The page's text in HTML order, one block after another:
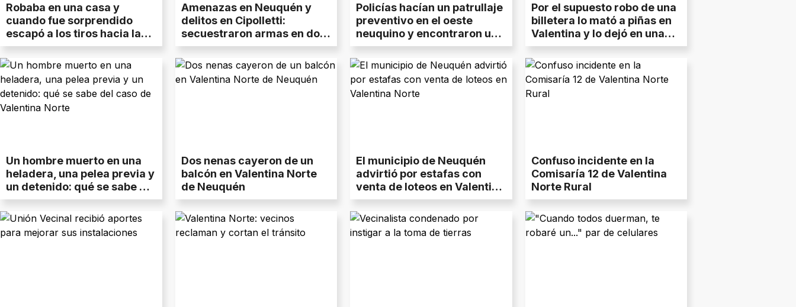
Robaba en una casa y
cuando fue sorprendido
escapó a los tiros hacia las
chacras de Valentina Norte
Amenazas en Neuquén y
delitos en Cipolletti:
secuestraron armas en dos
allanamientos
Policías hacían un patrullaje
preventivo en el oeste
neuquino y encontraron una
moto de alta cilindrada
tirada en la calle
Por el supuesto robo de una
billetera lo mató a piñas en
Valentina y lo dejó en una
heladera: le dieron prisión
domiciliaria
Un hombre muerto en una
heladera, una pelea previa y
un detenido: qué se sabe del
caso de Valentina Norte
Dos nenas cayeron de un
balcón en Valentina Norte
de Neuquén
El municipio de Neuquén
advirtió por estafas con
venta de loteos en Valentina
Norte
Confuso incidente en la
Comisaría 12 de Valentina
Norte Rural